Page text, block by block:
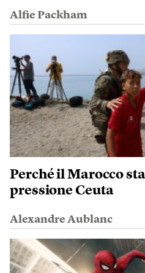
Alfie Packham
Perché il Marocco
pressione Ceuta
Alexandre Aublanc